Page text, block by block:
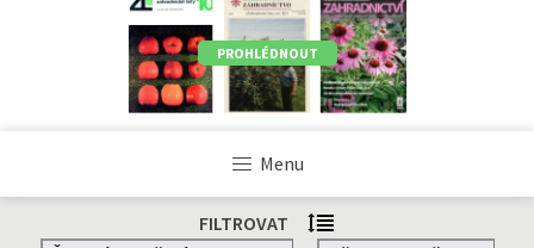
PROHLÉDNOUT
Menu
FILTROVAT